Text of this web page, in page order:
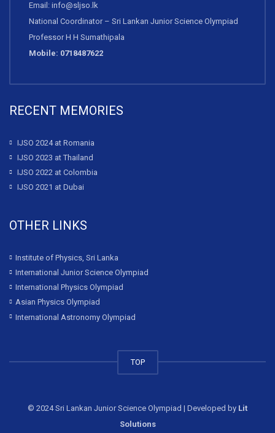
Email: info@sljso.lk
National Coordinator – Sri Lankan Junior Science Olympiad
Professor H H Sumathipala
Mobile: 0718487622
RECENT MEMORIES
IJSO 2024 at Romania
IJSO 2023 at Thailand
IJSO 2022 at Colombia
IJSO 2021 at Dubai
OTHER LINKS
Institute of Physics, Sri Lanka
International Junior Science Olympiad
International Physics Olympiad
Asian Physics Olympiad
International Astronomy Olympiad
TOP
© 2024 Sri Lankan Junior Science Olympiad | Developed by Lit
Solutions